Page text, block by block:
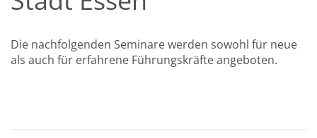
Die nachfolgenden Seminare werden sowohl für neue
als auch für erfahrene Führungskräfte angeboten.